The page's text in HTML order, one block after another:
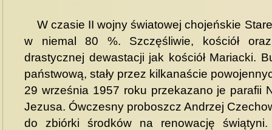
W czasie II wojny światowej chojeńskie
w niemal 80 %. Szczęśliwie, kościół
drastycznej dewastacji jak kościół Mariacki.
państwową, stały przez kilkanaście
29 września 1957 roku przekazano je parafii
Jezusa. Ówczesny proboszcz Andrzej
do zbiórki środków na renowację